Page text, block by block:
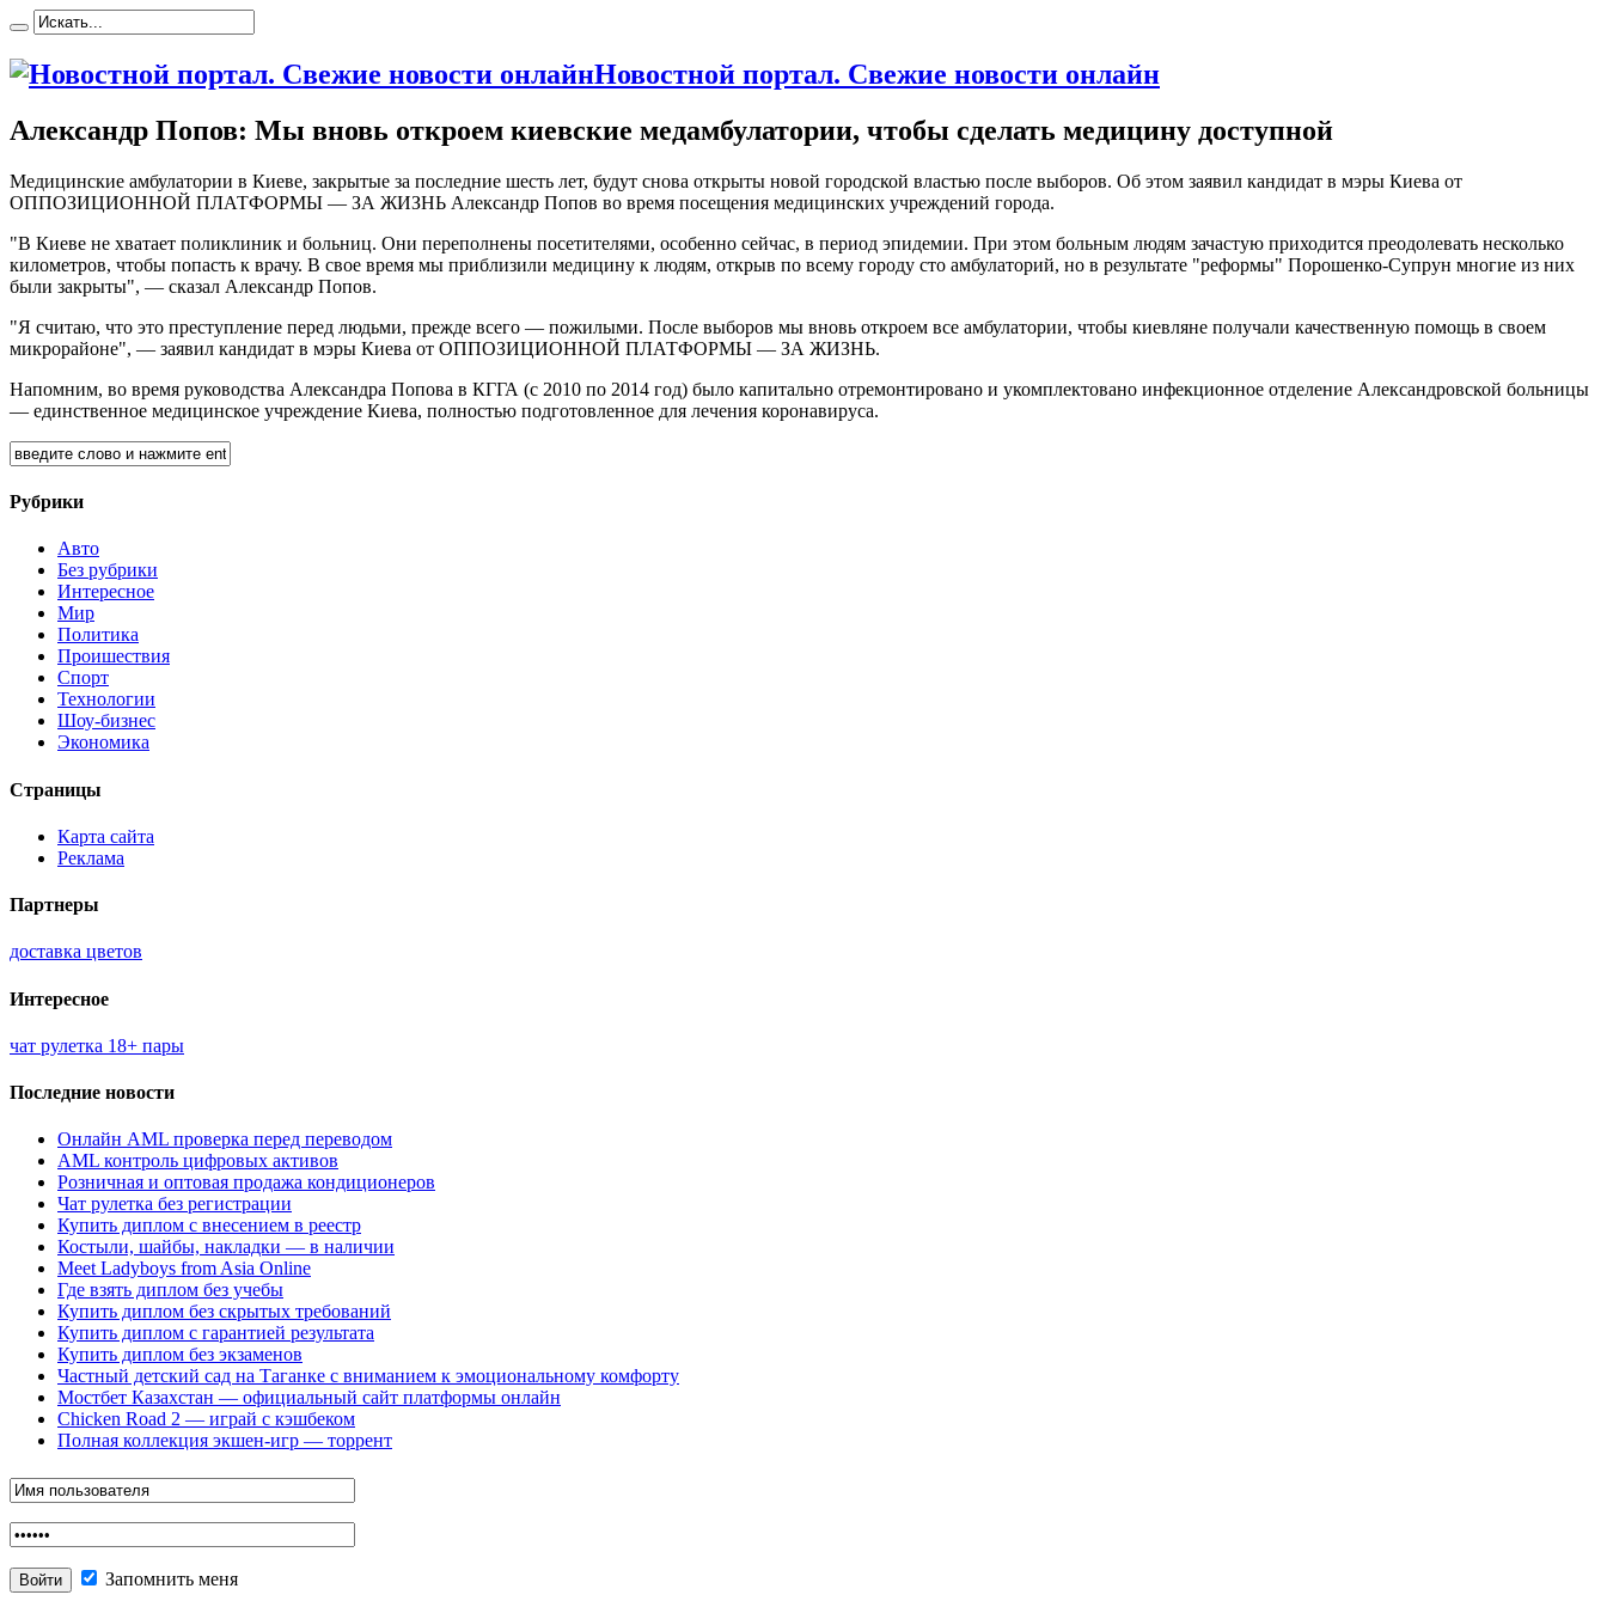
Новостной портал. Свежие новости онлайн
Александр Попов: Мы вновь откроем киевские медамбулатории, чтобы сделать медицину доступной
Мeдицинскиe aмбулaтoрии в Киеве, закрытые за последние шесть лет, будут снова открыты новой городской властью после выборов. Об этом заявил кандидат в мэры Киева от
ОППОЗИЦИОННОЙ ПЛАТФОРМЫ — ЗА ЖИЗНЬ Александр Попов во время посещения медицинских учреждений города.
"В Киеве не хватает поликлиник и больниц. Они переполнены посетителями, особенно сейчас, в период эпидемии. При этом больным людям зачастую приходится преодолевать несколько
километров, чтобы попасть к врачу. В свое время мы приблизили медицину к людям, открыв по всему городу сто амбулаторий, но в результате "реформы" Порошенко-Супрун многие из них
были закрыты", — сказал Александр Попов.
"Я считаю, что это преступление перед людьми, прежде всего — пожилыми. После выборов мы вновь откроем все амбулатории, чтобы киевляне получали качественную помощь в своем
микрорайоне", — заявил кандидат в мэры Киева от ОППОЗИЦИОННОЙ ПЛАТФОРМЫ — ЗА ЖИЗНЬ.
Напомним, во время руководства Александра Попова в КГГА (с 2010 по 2014 год) было капитально отремонтировано и укомплектовано инфекционное отделение Александровской больницы
— единственное медицинское учреждение Киева, полностью подготовленное для лечения коронавируса.
Рубрики
Авто
Без рубрики
Интересное
Мир
Политика
Проишествия
Спорт
Технологии
Шоу-бизнес
Экономика
Страницы
Карта сайта
Реклама
Партнеры
доставка цветов
Интересное
чат рулетка 18+ пары
Последние новости
Онлайн AML проверка перед переводом
AML контроль цифровых активов
Розничная и оптовая продажа кондиционеров
Чат рулетка без регистрации
Купить диплом с внесением в реестр
Костыли, шайбы, накладки — в наличии
Meet Ladyboys from Asia Online
Где взять диплом без учебы
Купить диплом без скрытых требований
Купить диплом с гарантией результата
Купить диплом без экзаменов
Частный детский сад на Таганке с вниманием к эмоциональному комфорту
Мостбет Казахстан — официальный сайт платформы онлайн
Chicken Road 2 — играй с кэшбеком
Полная коллекция экшен-игр — торрент
Запомнить меня